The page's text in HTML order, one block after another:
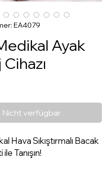
EA4079
Ayak
Nicht verfügbar
Hava Sıkıştırmalı Bacak
Tanışın!